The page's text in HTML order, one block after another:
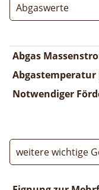
Abgaswerte
Abgas
Abgastemperatur
Notwendiger
weitere wichtige